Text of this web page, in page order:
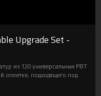
Upgrade Set -
из 120 универсальных PBT
оплетке, подходящего под